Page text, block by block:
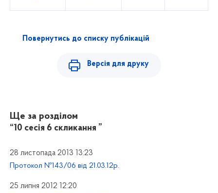
Повернутись до списку публікацій
Версія для друку
Ще за розділом
“10 сесія 6 скликання ”
28 листопада 2013 13:23
Протокол №143/06 від 21.03.12р.
25 липня 2012 12:20